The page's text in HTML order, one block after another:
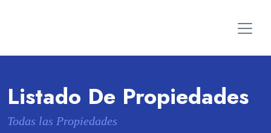
Listado De Propiedades
Todas las Propiedades